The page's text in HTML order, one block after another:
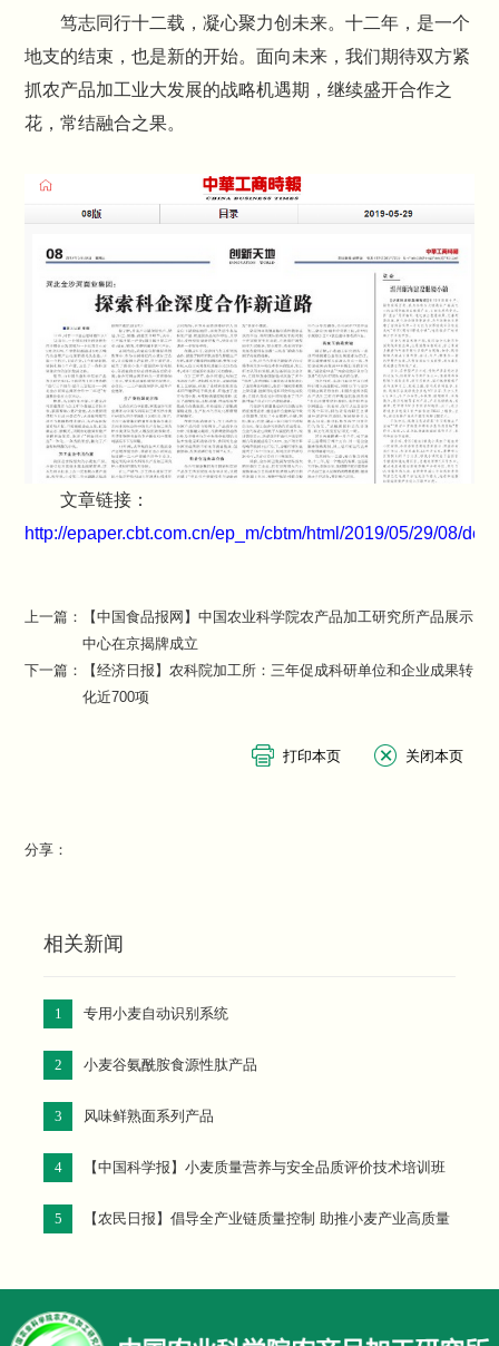
笃志同行十二载，凝心聚力创未来。十二年，是一个
地支的结束，也是新的开始。面向未来，我们期待双方紧
抓农产品加工业大发展的战略机遇期，继续盛开合作之
花，常结融合之果。
文章链接：
http://epaper.cbt.com.cn/ep_m/cbtm/html/2019/05/29/08/
上一篇：
【中国食品报网】中国农业科学院农产品加工研究所产品展示
中心在京揭牌成立
下一篇：
【经济日报】农科院加工所：三年促成科研单位和企业成果转
化近700项
分享：
相关新闻
1 专用小麦自动识别系统
2 小麦谷氨酰胺食源性肽产品
3 风味鲜熟面系列产品
4
【中国科学报】小麦质量营养与安全品质评价技术培训班
5
【农民日报】倡导全产业链质量控制 助推小麦产业高质量